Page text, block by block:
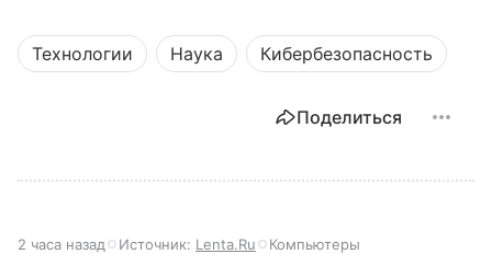
Технологии Наука Кибербезопасность
Поделиться
2 часа назад Источник: Lenta.Ru Компьютеры